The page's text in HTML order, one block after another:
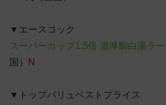
▼エースコック
スーパーカップ1.5倍 濃厚鯛白湯ラ
国）
N
▼トップバリュベストプライス